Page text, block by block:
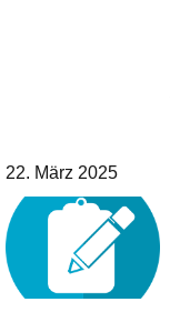
22. März 2025